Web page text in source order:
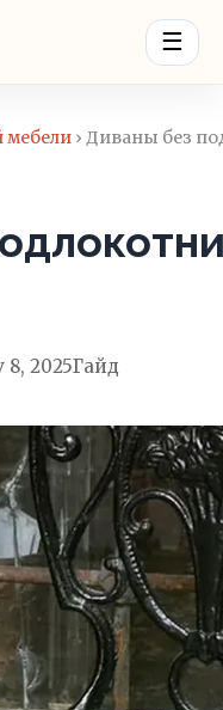
☰
мебели › Диваны без
8, 2025Гайд